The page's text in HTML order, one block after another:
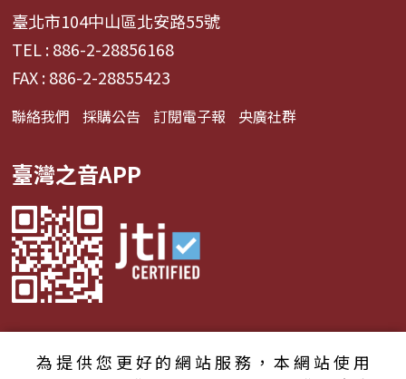
臺北市104中山區北安路55號
TEL : 886-2-28856168
FAX : 886-2-28855423
聯絡我們 採購公告 訂閱電子報 央廣社群
臺灣之音APP
為提供您更好的網站服務，本網站使用